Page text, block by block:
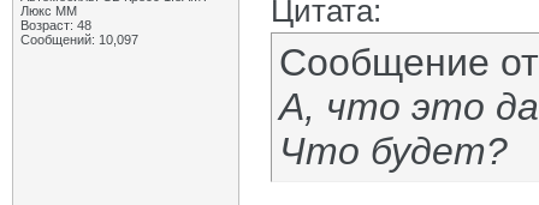
Люкс ММ
Возраст: 48
Сообщений: 10,097
Цитата:
Сообщение
А, что это
Что будет?